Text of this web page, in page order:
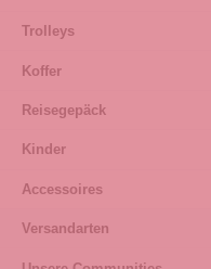
Trolleys
Koffer
Reisegepäck
Kinder
Accessoires
Versandarten